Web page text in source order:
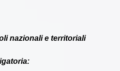
nazionali e territoriali